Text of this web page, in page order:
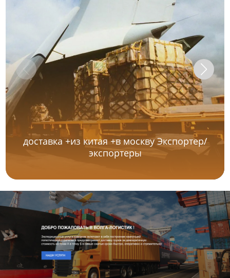
доставка +из китая +в москву Экспортер/
экспортеры